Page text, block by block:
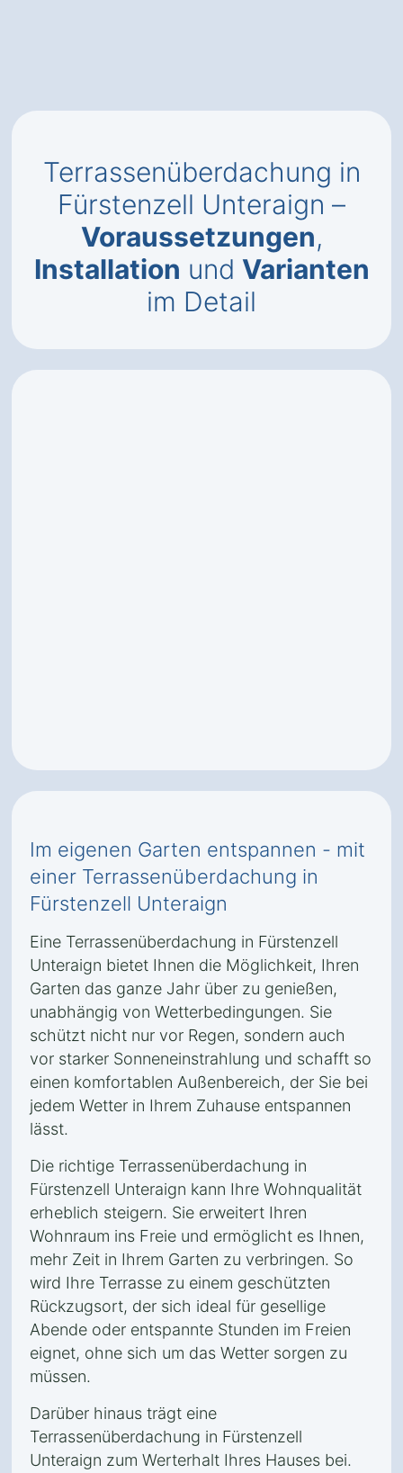
Terrassenüberdachung in
Fürstenzell Unteraign –
Voraussetzungen,
Installation und Varianten
im Detail
Im eigenen Garten entspannen - mit
einer Terrassenüberdachung in
Fürstenzell Unteraign
Eine Terrassenüberdachung in Fürstenzell
Unteraign bietet Ihnen die Möglichkeit, Ihren
Garten das ganze Jahr über zu genießen,
unabhängig von Wetterbedingungen. Sie
schützt nicht nur vor Regen, sondern auch
vor starker Sonneneinstrahlung und schafft so
einen komfortablen Außenbereich, der Sie bei
jedem Wetter in Ihrem Zuhause entspannen
lässt.
Die richtige Terrassenüberdachung in
Fürstenzell Unteraign kann Ihre Wohnqualität
erheblich steigern. Sie erweitert Ihren
Wohnraum ins Freie und ermöglicht es Ihnen,
mehr Zeit in Ihrem Garten zu verbringen. So
wird Ihre Terrasse zu einem geschützten
Rückzugsort, der sich ideal für gesellige
Abende oder entspannte Stunden im Freien
eignet, ohne sich um das Wetter sorgen zu
müssen.
Darüber hinaus trägt eine
Terrassenüberdachung in Fürstenzell
Unteraign zum Werterhalt Ihres Hauses bei.